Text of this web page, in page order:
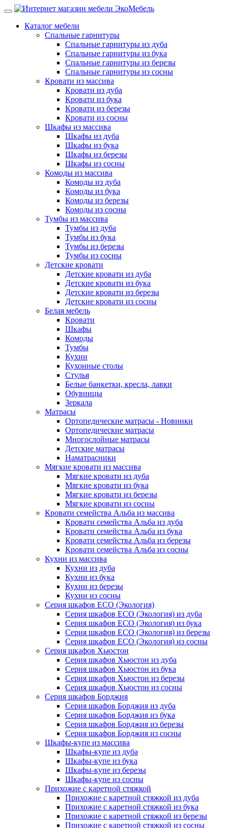
Каталог мебели
Спальные гарнитуры
Спальные гарнитуры из дуба
Спальные гарнитуры из бука
Спальные гарнитуры из березы
Спальные гарнитуры из сосны
Кровати из массива
Кровати из дуба
Кровати из бука
Кровати из березы
Кровати из сосны
Шкафы из массива
Шкафы из дуба
Шкафы из бука
Шкафы из березы
Шкафы из сосны
Комоды из массива
Комоды из дуба
Комоды из бука
Комоды из березы
Комоды из сосны
Тумбы из массива
Тумбы из дуба
Тумбы из бука
Тумбы из березы
Тумбы из сосны
Детские кровати
Детские кровати из дуба
Детские кровати из бука
Детские кровати из березы
Детские кровати из сосны
Белая мебель
Кровати
Шкафы
Комоды
Тумбы
Кухни
Кухонные столы
Стулья
Белые банкетки, кресла, лавки
Обувницы
Зеркала
Матрасы
Ортопедические матрасы - Новинки
Ортопедические матрасы
Многослойные матрасы
Детские матрасы
Наматрасники
Мягкие кровати из массива
Мягкие кровати из дуба
Мягкие кровати из бука
Мягкие кровати из березы
Мягкие кровати из сосны
Кровати семейства Альба из массива
Кровати семейства Альба из дуба
Кровати семейства Альба из бука
Кровати семейства Альба из березы
Кровати семейства Альба из сосны
Кухни из массива
Кухни из дуба
Кухни из бука
Кухни из березы
Кухни из сосны
Серия шкафов ECO (Экология)
Серия шкафов ECO (Экология) из дуба
Серия шкафов ECO (Экология) из бука
Серия шкафов ECO (Экология) из березы
Серия шкафов ECO (Экология) из сосны
Серия шкафов Хьюстон
Серия шкафов Хьюстон из дуба
Серия шкафов Хьюстон из бука
Серия шкафов Хьюстон из березы
Серия шкафов Хьюстон из сосны
Серия шкафов Борджия
Серия шкафов Борджия из дуба
Серия шкафов Борджия из бука
Серия шкафов Борджия из березы
Серия шкафов Борджия из сосны
Шкафы-купе из массива
Шкафы-купе из дуба
Шкафы-купе из бука
Шкафы-купе из березы
Шкафы-купе из сосны
Прихожие с каретной стяжкой
Прихожие с каретной стяжкой из дуба
Прихожие с каретной стяжкой из бука
Прихожие с каретной стяжкой из березы
Прихожие с каретной стяжкой из сосны